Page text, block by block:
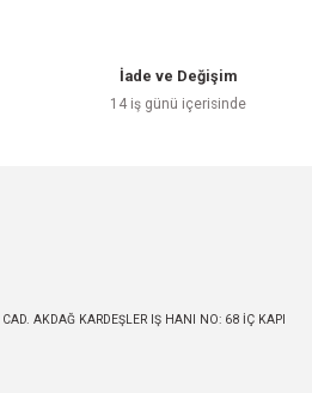
İade ve Değişim
14 iş günü içerisinde
AKDAĞ KARDEŞLER IŞ HANI NO: 68 İÇ KAPI